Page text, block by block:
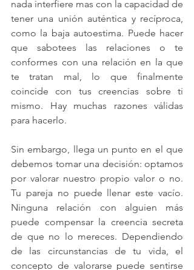
nada interfiere mas con la capacidad de
tener una unión auténtica y recíproca,
como la baja autoestima. Puede hacer
que sabotees las relaciones o te
conformes con una relación en la que
te tratan mal, lo que finalmente
coincide con tus creencias sobre ti
mismo. Hay muchas razones válidas
para hacerlo.
Sin embargo, llega un punto en el que
debemos tomar una decisión: optamos
por valorar nuestro propio valor o no.
Tu pareja no puede llenar este vacío.
Ninguna relación con alguien más
puede compensar la creencia secreta
de que no lo mereces. Dependiendo
de las circunstancias de tu vida, el
concepto de valorarse puede sentirse